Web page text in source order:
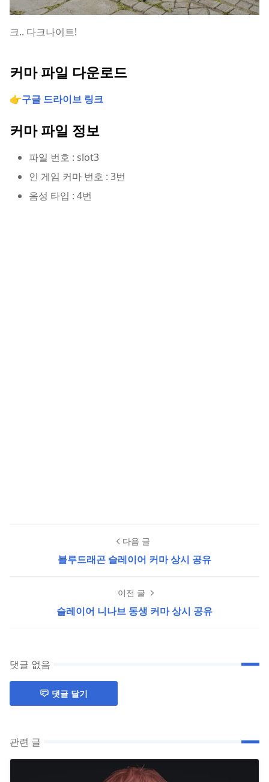
크.. 다크나이트!
커마 파일 다운로드
👉구글 드라이브 링크
커마 파일 정보
파일 번호 : slot3
인 게임 커마 번호 : 3번
음성 타입 : 4번
다음 글
블루드래곤 슬레이어 커마 상시 공유
이전 글
슬레이어 니나브 동생 커마 상시 공유
댓글 없음
댓글 달기
관련 글